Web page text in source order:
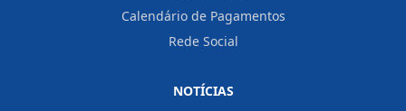
Calendário de Pagamentos
Rede Social
NOTÍCIAS